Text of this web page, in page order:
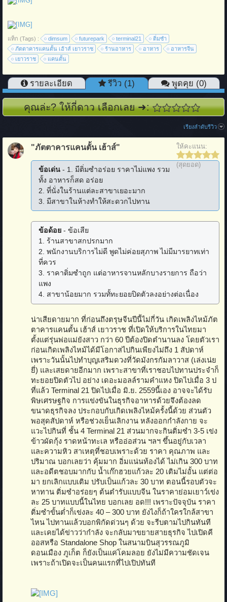
แท็ก (Tags) : dimsum futurepark terminal21
ติ่มซำ
ภัตตาคารแคนตั้น เฮ้าส์ เยาวราช
ร้านอาหาร อาหาร
อาหารจีน
เยาวราช
แคนตั้น
รายละเอียด รีวิว (1) พูดคุย (0)
คุณล่ะ? ให้กี่ดาว เลือกเลย ➜:
เรียงลำดับรีวิว
ให้คะแนน:
(สุดยอด)
"ภัตตาคารแคนตั้น เฮ้าส์"
ข้อเด่น - 1. มีติ่มซำอร่อย ราคาไม่แพง รวม
ทั้ง อาหารก็สด อร่อย
2. ที่นั่งในร้านแต่ละสาขาเยอะมาก
3. มีสาขาในห้างทำให้สะดวกไปทาน
ข้อด้อย - ข้อเสีย
1. ร้านสาขาสกปรกมาก
2. พนักงานบริการไม่ดี พูดไม่ค่อยสุภาพ ไม่มีมารยาทเท่า
ที่ควร
3. ราคาติ่มซำถูก แต่อาหารจานหลักบางรายการ ถือว่า
แพง
4. สาขาน้อยมาก รวมทั้ทะยอยปิดตัวลงอย่างต่อเนื่อง
น่าเสียดายมาก ที่ก่อนถึงตรุษจีนปีนี้ไม่กี่วัน เกิดเพลิงไหม้ภัต
ตาคารแคนตั้น เฮ้าส์ เยาวราช ที่เปิดให้บริการในไทยมา
ตั้งแต่รุ่นพ่อแม่ยังสาว กว่า 60 ปีต้องปิดตำนานลง โดยตัวเรา
ก่อนเกิดเพลิงไหม้ได้มีโอกาสไปกินเพียงไม่ถึง 1 สัปดาห์
เพราะวันนั้นไปทำบุญเสริมดวงที่วัดมังกรกัมลาวาส (เล่งเน่ย
ยี่) และเสยดายอีกมาก เพราะสาขาที่เราชอบไปทานประจำก็
ทะยอยปิดตัวไป อย่าง เดอะมอลล์รามคำแหง ปิดไปเมื่อ 3 ป
ที่แล้ว Terminal 21 ปิดไปเมื่อ มิ.ย. 2559นี้เอง อาจจะได้รับ
พิษเศรษฐกิจ การแข่งขันในธุรกิจอาหารด้วยจึงต้องลด
ขนาดธุรกิจลง ประกอบกับเกิดเพลิงไหม้ครั้งนี้ด้วย ส่วนตัว
พอสุดสัปดาห์ หรือช่วงเย็นเลิกงาน หลังออกกำลังกาย จะ
แวะไปกินที่ ชั้น 4 Terminal 21 ส่วนมากจะกินติ่มซำ 3-5 เข่ง
ข้าวผัดกุ้ง ราดหน้าทะเล หรืออ่อส่วน ฯลฯ ขึ้นอยู่กับเวลา
และความหิว สาเหตุที่ชอบเพราะด้วย ราคา คุณภาพ และ
ปริมาณ บอกเลยว่า คุ้มมาก อิ่มแน่นท้องได้ ไม่เกิน 300 บาท
และอดีตชอบมากกับ น้ำเก๊กฮวยแก้วละ 20 เติมไม่อั้น แต่ต่อ
มา ยกเลิกแบบเติม ปรับเป็นแก้วละ 30 บาท ตอนนี้รอบตัวจะ
หาทาน ติ่มซำอร่อยๆ ต้นตำรับแบบจีน ในราคาย่อมเยาว์เข่ง
ละ 25 บาทแบบนี้ในไทย บอกเลย อด!!! เพราะปัจจุบัน ราคา
ติ่มซำขั้นต่ำก็เข่งละ 40 – 300 บาท ยังไงก็ถ้าใครใกล้สาขา
ไหน ไปทานแล้วบอกพิกัดด่วนๆ ด้วย จะรีบตามไปกินทันที
และเคยได้ข่าวว่ากำลัง จะกลับมาขยายสายธุรกิจ ไปเปิดคี
ออสหรือ Standalone Shop ในสนามบินสุวรรณภูมิ
ดอนเมือง ภูเก็ต ก็ยังเป็นแค่โคมลอย ยังไม่มีความชัดเจน
เพราะถ้าเปิดจะเป็นคนแรกที่ไปเปิปทันที